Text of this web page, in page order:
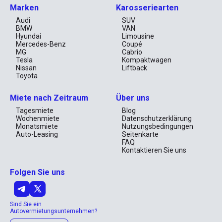
Attraktionen der Stadt genießen möchten, der MG GT ist Ihr
zuverlässiger Begleiter. Lassen Sie sich von seiner
eindrucksvollen Präsenz inspirieren und erleben Sie Autofahren
neu. Reservieren Sie Ihren MG GT 2022 und machen Sie jede
Fahrt zu einem unvergesslichen Erlebnis in den pulsierenden
Herzen von Dubai und Abu Dhabi. Mit diesem Coupé wird selbst
der Alltag zur aufregenden Reise. Buchen Sie jetzt und starten
Sie Ihre persönliche Entdeckungstour durch die Vereinigten
Arabischen Emirate.
Marken
Audi
BMW
Hyundai
Mercedes-Benz
MG
Tesla
Nissan
Toyota
Karosseriearten
SUV
VAN
Limousine
Coupé
Cabrio
Kompaktwagen
Liftback
Miete nach Zeitraum
Tagesmiete
Wochenmiete
Monatsmiete
Auto-Leasing
Über uns
Blog
Datenschutzerklärung
Nutzungsbedingungen
Seitenkarte
FAQ
Kontaktieren Sie uns
Folgen Sie uns
Sind Sie ein
Autovermietungsunternehmen?